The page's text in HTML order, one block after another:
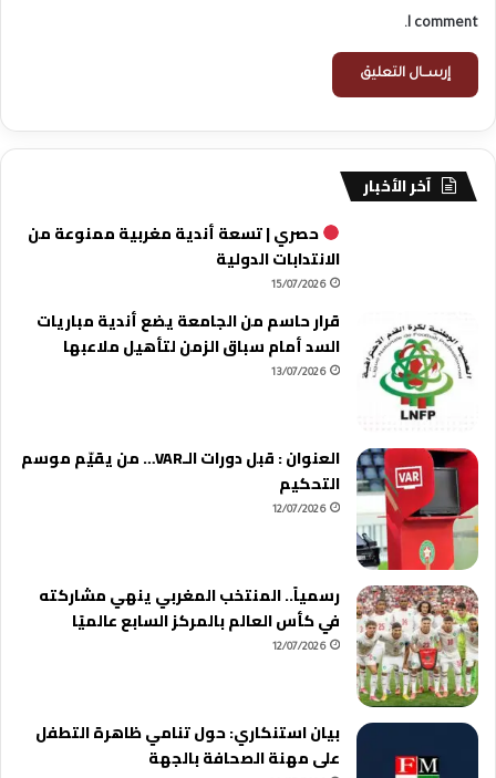
I comment.
آخر الأخبار
حصري | تسعة أندية مغربية ممنوعة من
الانتدابات الدولية
15/07/2026
قرار حاسم من الجامعة يضع أندية مباريات
السد أمام سباق الزمن لتأهيل ملاعبها
13/07/2026
العنوان : قبل دورات الـVAR… من يقيّم موسم
التحكيم
12/07/2026
رسمياً.. المنتخب المغربي ينهي مشاركته
في كأس العالم بالمركز السابع عالميًا
12/07/2026
بيان استنكاري: حول تنامي ظاهرة التطفل
على مهنة الصحافة بالجهة